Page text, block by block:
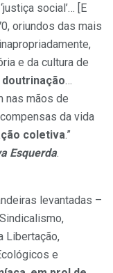
social’… [E
oriundos das mais
e da cultura de
…
nas mãos de
da vida
coletiva.”
Esquerda.
levantadas –
Libertação,
e